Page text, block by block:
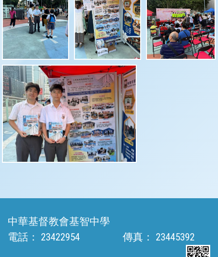
中華基督教會基智中學
電話：
23422954 傳真： 23445392